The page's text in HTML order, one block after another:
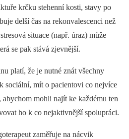
krčku stehenní kosti, stavy po
delší čas na rekonvalescenci než
situace (např. úraz) může
se pak stává zjevnější.
platí, že je nutné znát všechny
sociální, mít o pacientovi co nejvíce
mohli najít ke každému ten
ho k co nejaktivnější spolupráci.
zaměřuje na nácvik